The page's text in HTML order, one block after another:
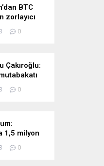
BTC
zorlayıcı
etti
0
Çakıroğlu:
bir
0
1,5 milyon
0